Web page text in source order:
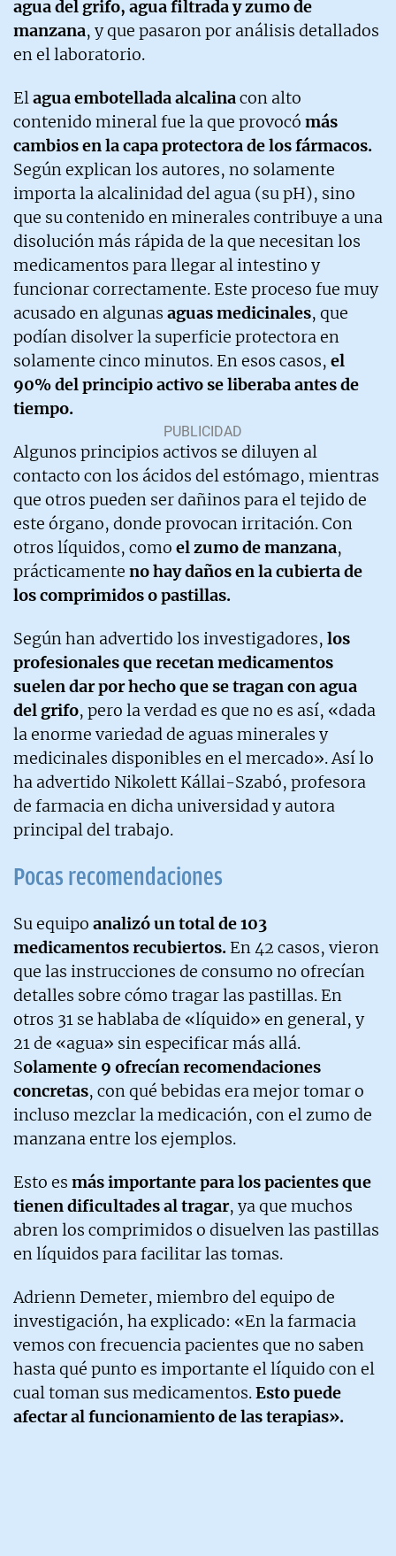
agua del grifo, agua filtrada y zumo de
manzana, y que pasaron por análisis detallados
en el laboratorio.
Elagua embotellada alcalinacon alto
contenido mineral fue la que provocó más
cambios en la capa protectora de los fármacos.
Según explican los autores, no solamente
importa la alcalinidad del agua (su pH), sino
que su contenido en minerales contribuye a una
disolución más rápida de la que necesitan los
medicamentos para llegar al intestino y
funcionar correctamente. Este proceso fue muy
acusado en algunas aguas medicinales, que
podían disolver la superficie protectora en
solamente cinco minutos. En esos casos, el
90% del principio activo se liberaba antes de
tiempo.
Algunos principios activos se diluyen al
contacto con los ácidos del estómago, mientras
que otros pueden ser dañinos para el tejido de
este órgano, donde provocan irritación. Con
otros líquidos, como el zumo de manzana,
prácticamente no hay daños en la cubierta de
los comprimidos o pastillas.
Según han advertido los investigadores, los
profesionales que recetan medicamentos
suelen dar por hecho que se tragan con agua
del grifo, pero la verdad es que no es así, «dada
la enorme variedad de aguas minerales y
medicinales disponibles en el mercado». Así lo
ha advertido Nikolett Kállai-Szabó, profesora
de farmacia en dicha universidad y autora
principal del trabajo.
Pocas recomendaciones
Su equipo analizó un total de 103
medicamentos recubiertos. En 42 casos, vieron
que las instrucciones de consumo no ofrecían
detalles sobre cómo tragar las pastillas. En
otros 31 se hablaba de «líquido» en general, y
21 de «agua» sin especificar más allá.
Solamente 9 ofrecían recomendaciones
concretas, con qué bebidas era mejor tomar o
incluso mezclar la medicación, con el zumo de
manzana entre los ejemplos.
Esto es más importante para los pacientes que
tienen dificultades al tragar, ya que muchos
abren los comprimidos o disuelven las pastillas
en líquidos para facilitar las tomas.
Adrienn Demeter, miembro del equipo de
investigación, ha explicado: «En la farmacia
vemos con frecuencia pacientes que no saben
hasta qué punto es importante el líquido con el
cual toman sus medicamentos.Esto puede
afectar al funcionamiento de las terapias».